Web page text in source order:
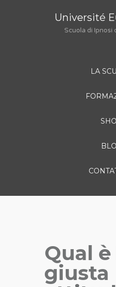
Université
Scuola di Ipnosi
LA
Qual è
giusta